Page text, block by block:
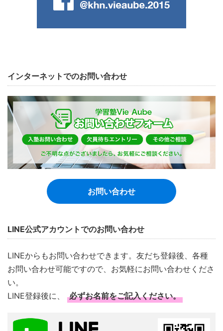
インターネットでのお問い合わせ
お問い合わせ
LINE公式アカウントでのお問い合わせ
LINEからもお問い合わせできます。友だち登録後、各種
お問い合わせ可能ですので、お気軽にお問い合わせくださ
い。
LINE登録後に、
必ずお名前をご記入ください。